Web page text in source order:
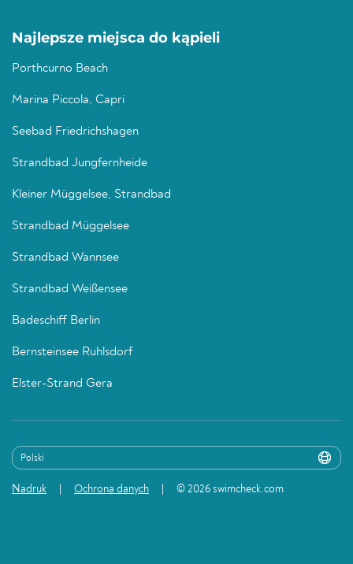
Najlepsze miejsca do kąpieli
Porthcurno Beach
Marina Piccola, Capri
Seebad Friedrichshagen
Strandbad Jungfernheide
Kleiner Müggelsee, Strandbad
Strandbad Müggelsee
Strandbad Wannsee
Strandbad Weißensee
Badeschiff Berlin
Bernsteinsee Ruhlsdorf
Elster-Strand Gera
Nadruk Ochrona danych © 2026 swimcheck.com